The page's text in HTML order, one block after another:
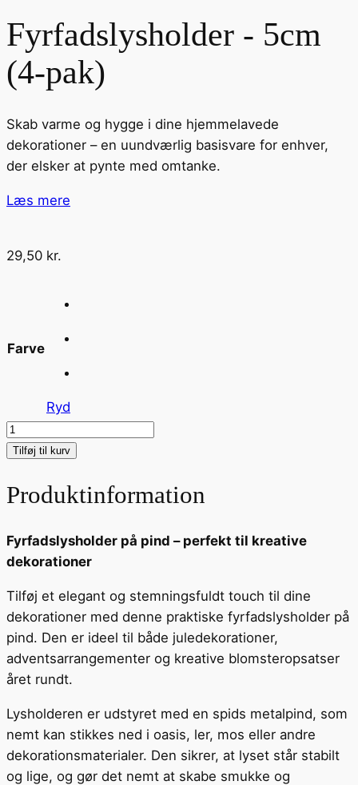
Fyrfadslysholder - 5cm
(4-pak)
Skab varme og hygge i dine hjemmelavede
dekorationer – en uundværlig basisvare for enhver,
der elsker at pynte med omtanke.
Læs mere
29,50 kr.
Farve
Ryd
Fyrfadslysholder
-
(4-
antal
Tilføj til kurv
Produktinformation
Fyrfadslysholder på pind – perfekt til kreative
dekorationer
Tilføj et elegant og stemningsfuldt touch til dine
dekorationer med denne praktiske fyrfadslysholder på
pind. Den er ideel til både juledekorationer,
adventsarrangementer og kreative blomsteropsatser
året rundt.
Lysholderen er udstyret med en spids metalpind, som
nemt kan stikkes ned i oasis, ler, mos eller andre
dekorationsmaterialer. Den sikrer, at lyset står stabilt
og lige, og gør det nemt at skabe smukke og